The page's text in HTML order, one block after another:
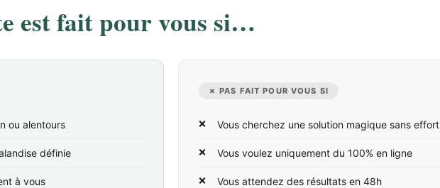
est fait pour vous si…
ou alentours
définie
à vous
✗ PAS FAIT POUR VOUS SI
Vous cherchez une solution magique sans effort
Vous voulez uniquement du 100% en ligne
Vous attendez des résultats en 48h